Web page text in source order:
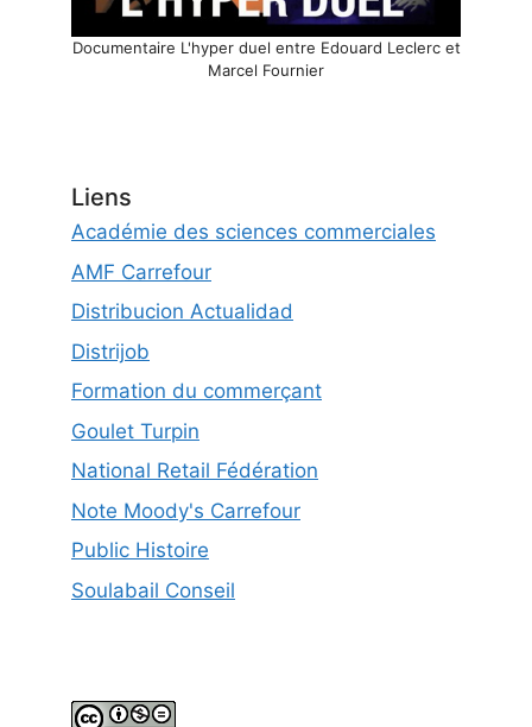
Documentaire L'hyper duel entre Edouard Leclerc et
Marcel Fournier
Liens
Académie des sciences commerciales
AMF Carrefour
Distribucion Actualidad
Distrijob
Formation du commerçant
Goulet Turpin
National Retail Fédération
Note Moody's Carrefour
Public Histoire
Soulabail Conseil